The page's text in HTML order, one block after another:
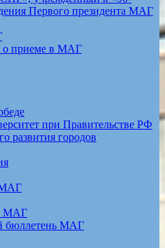
Первого президента МАГ
о приеме в МАГ
при Правительстве РФ
развития городов
МАГ
МАГ
бюллетень МАГ